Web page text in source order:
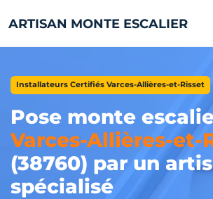
ARTISAN MONTE ESCALIER
Installateurs Certifiés Varces-Allières-et-Risset
Pose monte
Varces-Allières-et-
(38760) par un
spécialisé